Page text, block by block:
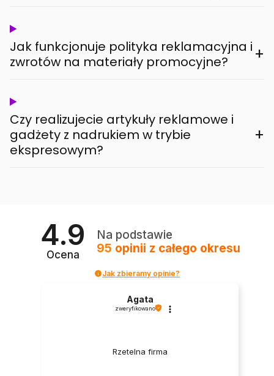
Jak funkcjonuje polityka reklamacyjna i
zwrotów na materiały promocyjne?
+
Czy realizujecie artykuły reklamowe i
gadżety z nadrukiem w trybie
ekspresowym?
+
4.9
Ocena
Na podstawie
95 opinii z całego okresu
Jak zbieramy opinie?
Agata
zweryfikowano
Rzetelna firma